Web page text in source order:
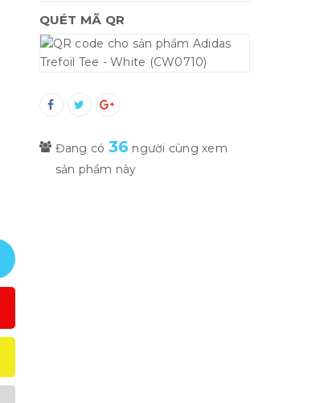
QUÉT MÃ QR
Đang có 36 người cùng xem
sản phẩm này